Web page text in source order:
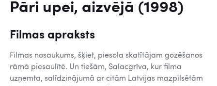
Pāri upei, aizvējā (1998)
Filmas apraksts
Filmas nosaukums, šķiet, piesola skatītājam gozēšanos
rāmā piesaulītē. Un tiešām, Salacgrīva, kur filma
uzņemta, salīdzinājumā ar citām Latvijas mazpilsētām